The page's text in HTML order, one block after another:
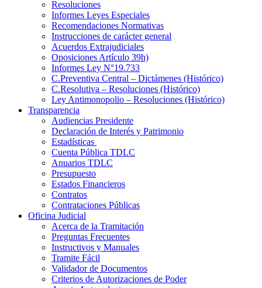
Resoluciones
Informes Leyes Especiales
Recomendaciones Normativas
Instrucciones de carácter general
Acuerdos Extrajudiciales
Oposiciones Artículo 39h)
Informes Ley N°19.733
C.Preventiva Central – Dictámenes (Histórico)
C.Resolutiva – Resoluciones (Histórico)
Ley Antimonopolio – Resoluciones (Histórico)
Transparencia
Audiencias Presidente
Declaración de Interés y Patrimonio
Estadísticas
Cuenta Pública TDLC
Anuarios TDLC
Presupuesto
Estados Financieros
Contratos
Contrataciones Públicas
Oficina Judicial
Acerca de la Tramitación
Preguntas Frecuentes
Instructivos y Manuales
Tramite Fácil
Validador de Documentos
Criterios de Autorizaciones de Poder